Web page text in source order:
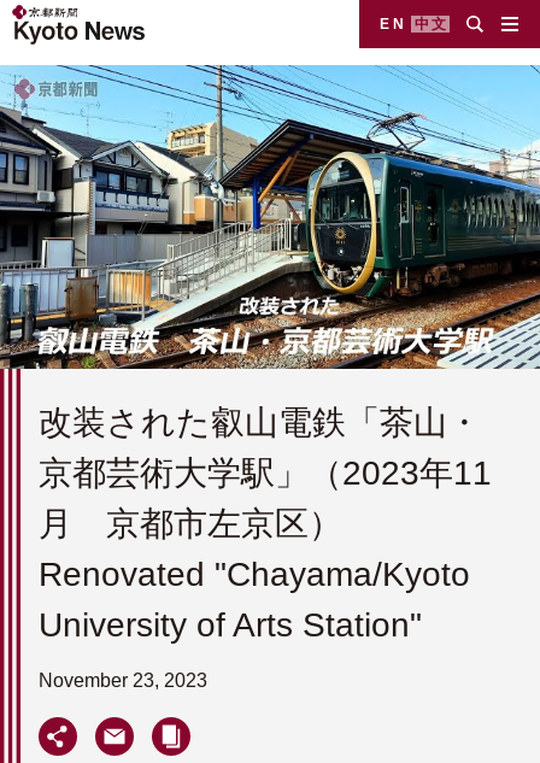
EN 中文
改装された叡山電鉄「茶山・
京都芸術大学駅」（2023年11
月 京都市左京区）
Renovated "Chayama/Kyoto
University of Arts Station"
November 23, 2023